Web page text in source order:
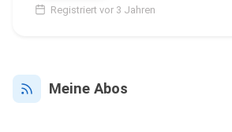
Registriert vor 3 Jahren
Meine Abos